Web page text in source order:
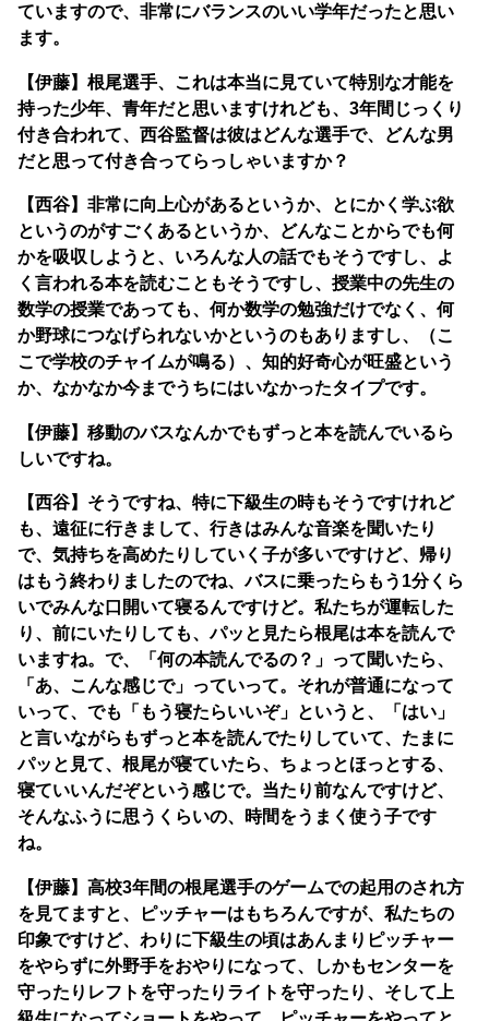
ていますので、非常にバランスのいい学年だったと思い
ます。
【伊藤】根尾選手、これは本当に見ていて特別な才能を
持った少年、青年だと思いますけれども、3年間じっくり
付き合われて、西谷監督は彼はどんな選手で、どんな男
だと思って付き合ってらっしゃいますか？
【西谷】非常に向上心があるというか、とにかく学ぶ欲
というのがすごくあるというか、どんなことからでも何
かを吸収しようと、いろんな人の話でもそうですし、よ
く言われる本を読むこともそうですし、授業中の先生の
数学の授業であっても、何か数学の勉強だけでなく、何
か野球につなげられないかというのもありますし、（こ
こで学校のチャイムが鳴る）、知的好奇心が旺盛という
か、なかなか今までうちにはいなかったタイプです。
【伊藤】移動のバスなんかでもずっと本を読んでいるら
しいですね。
【西谷】そうですね、特に下級生の時もそうですけれど
も、遠征に行きまして、行きはみんな音楽を聞いたり
で、気持ちを高めたりしていく子が多いですけど、帰り
はもう終わりましたのでね、バスに乗ったらもう1分くら
いでみんな口開いて寝るんですけど。私たちが運転した
り、前にいたりしても、パッと見たら根尾は本を読んで
いますね。で、「何の本読んでるの？」って聞いたら、
「あ、こんな感じで」っていって。それが普通になって
いって、でも「もう寝たらいいぞ」というと、「はい」
と言いながらもずっと本を読んでたりしていて、たまに
パッと見て、根尾が寝ていたら、ちょっとほっとする、
寝ていいんだぞという感じで。当たり前なんですけど、
そんなふうに思うくらいの、時間をうまく使う子です
ね。
【伊藤】高校3年間の根尾選手のゲームでの起用のされ方
を見てますと、ピッチャーはもちろんですが、私たちの
印象ですけど、わりに下級生の頃はあんまりピッチャー
をやらずに外野手をおやりになって、しかもセンターを
守ったりレフトを守ったりライトを守ったり、そして上